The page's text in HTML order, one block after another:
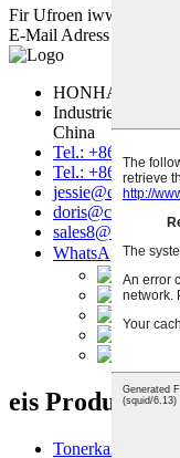
Fir Ufroen iwwer eis
E-Mail Adress a mir
HONHAI
Industriezon,
China
Tel.: +86 757
Tel.: +86
WhatsApp：
eis Produkter
Tonerkartusch